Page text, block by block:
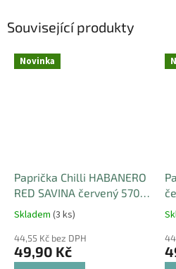
Související produkty
Novinka
Paprička Chilli HABANERO
RED SAVINA červený 570
000 SHU
Skladem (3 ks)
44,55 Kč bez DPH
49,90 Kč